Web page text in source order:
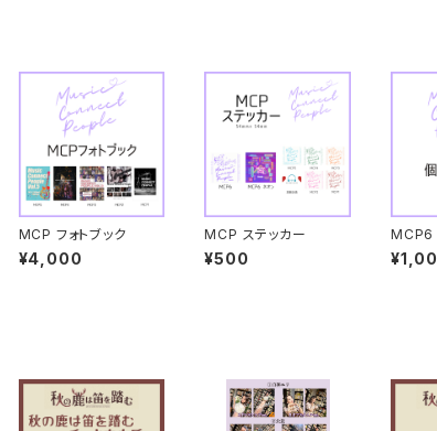
MCP フォトブック
¥4,000
MCP ステッカー
¥500
MCP6
バラ売